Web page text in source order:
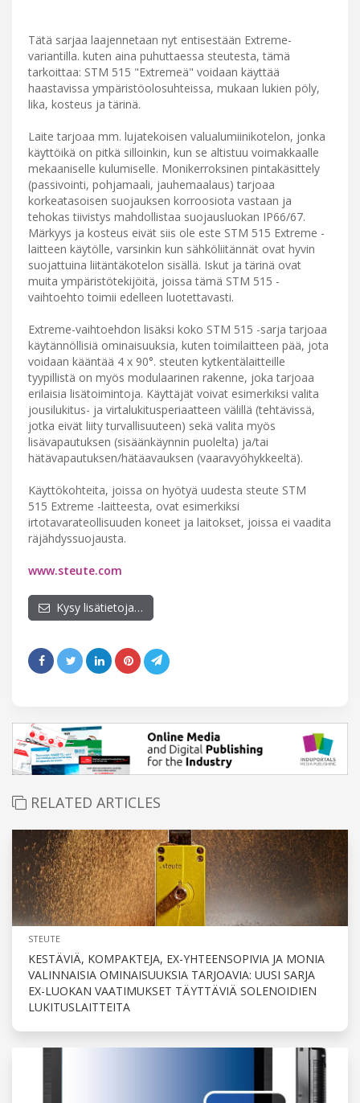
Tätä sarjaa laajennetaan nyt entisestään Extreme-
variantilla. kuten aina puhuttaessa steutesta, tämä
tarkoittaa: STM 515 "Extremeä" voidaan käyttää
haastavissa ympäristöolosuhteissa, mukaan lukien pöly,
lika, kosteus ja tärinä.
Laite tarjoaa mm. lujatekoisen valualumiinikotelon, jonka
käyttöikä on pitkä silloinkin, kun se altistuu voimakkaalle
mekaaniselle kulumiselle. Monikerroksinen pintakäsittely
(passivointi, pohjamaali, jauhemaalaus) tarjoaa
korkeatasoisen suojauksen korroosiota vastaan ja
tehokas tiivistys mahdollistaa suojausluokan IP66/67.
Märkyys ja kosteus eivät siis ole este STM 515 Extreme -
laitteen käytölle, varsinkin kun sähköliitännät ovat hyvin
suojattuina liitäntäkotelon sisällä. Iskut ja tärinä ovat
muita ympäristötekijöitä, joissa tämä STM 515 -
vaihtoehto toimii edelleen luotettavasti.
Extreme-vaihtoehdon lisäksi koko STM 515 -sarja tarjoaa
käytännöllisiä ominaisuuksia, kuten toimilaitteen pää, jota
voidaan kääntää 4 x 90°. steuten kytkentälaitteille
tyypillistä on myös modulaarinen rakenne, joka tarjoaa
erilaisia lisätoimintoja. Käyttäjät voivat esimerkiksi valita
jousilukitus- ja virtalukitusperiaatteen välillä (tehtävissä,
jotka eivät liity turvallisuuteen) sekä valita myös
lisävapautuksen (sisäänkäynnin puolelta) ja/tai
hätävapautuksen/hätäavauksen (vaaravyöhykkeeltä).
Käyttökohteita, joissa on hyötyä uudesta steute STM
515 Extreme -laitteesta, ovat esimerkiksi
irtotavarateollisuuden koneet ja laitokset, joissa ei vaadita
räjähdyssuojausta.
www.steute.com
Kysy lisätietoja…
RELATED ARTICLES
STEUTE
KESTÄVIÄ, KOMPAKTEJA, EX-YHTEENSOPIVIA JA MONIA
VALINNAISIA OMINAISUUKSIA TARJOAVIA: UUSI SARJA
EX-LUOKAN VAATIMUKSET TÄYTTÄVIÄ SOLENOIDIEN
LUKITUSLAITTEITA